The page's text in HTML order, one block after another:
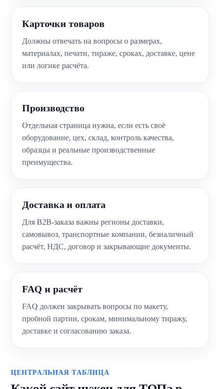
Карточки товаров
Должны отвечать на вопросы о размерах,
материалах, печати, тираже, сроках, доставке, цене
или логике расчёта.
Производство
Отдельная страница нужна, если есть своё
оборудование, цех, склад, контроль качества,
образцы и реальные производственные
преимущества.
Доставка и оплата
Для B2B-заказа важны регионы доставки,
самовывоз, транспортные компании, безналичный
расчёт, НДС, договор и закрывающие документы.
FAQ и расчёт
FAQ должен закрывать вопросы по макету,
пробной партии, срокам, минимальному тиражу,
доставке и согласованию заказа.
ЦЕНТРАЛЬНАЯ ТАБЛИЦА